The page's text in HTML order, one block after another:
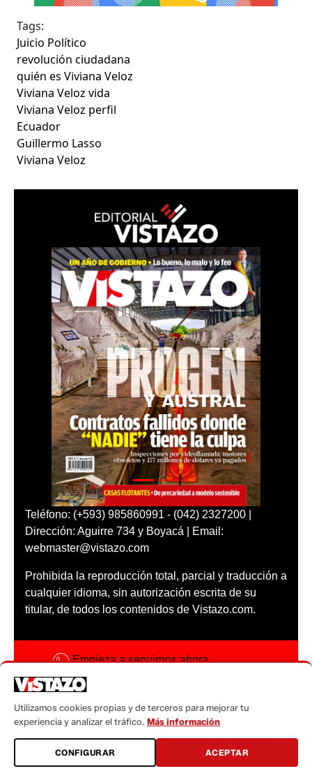
Tags:
Juicio Político
revolución ciudadana
quién es Viviana Veloz
Viviana Veloz vida
Viviana Veloz perfil
Ecuador
Guillermo Lasso
Viviana Veloz
Teléfono: (+593) 985860991 - (042) 2327200 |
Dirección: Aguirre 734 y Boyacá | Email:
webmaster@vistazo.com
Prohibida la reproducción total, parcial y traducción a
cualquier idioma, sin autorización escrita de su
titular, de todos los contenidos de Vistazo.com.
Empieza a seguirnos ahora
Código ética
Sugerencias a:
sugerencias@vistazo.com
Utilizamos cookies propias y de terceros para mejorar tu
experiencia y analizar el tráfico. Más información
CONFIGURAR ACEPTAR